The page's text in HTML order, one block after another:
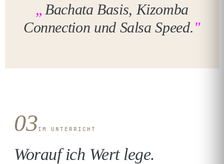
Bachata Basis, Kizomba
Connection und Salsa Speed.
03IM UNTERRICHT
Worauf ich Wert lege.